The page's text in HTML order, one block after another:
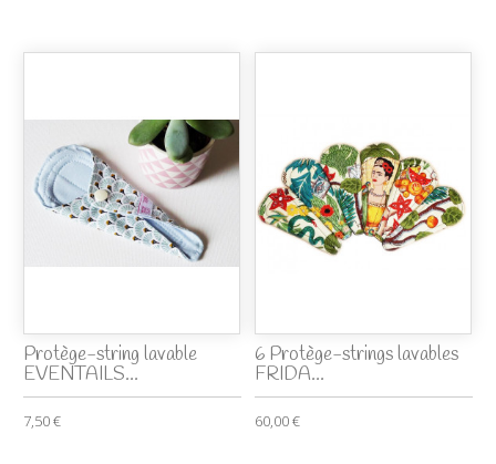
Protège-string lavable
EVENTAILS...
7,50 €
6 Protège-strings lavables
FRIDA...
60,00 €